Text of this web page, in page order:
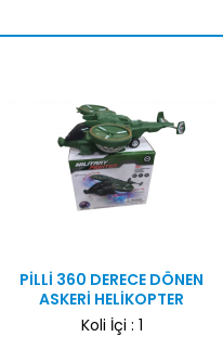
PİLLİ 360 DERECE DÖNEN
ASKERİ HELİKOPTER
Koli İçi : 1